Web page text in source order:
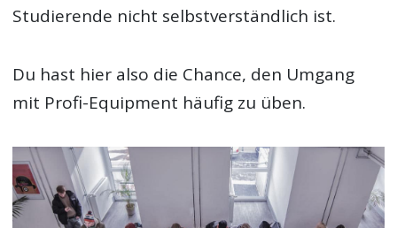
Studierende nicht selbstverständlich ist.
Du hast hier also die Chance, den Umgang
mit Profi-Equipment häufig zu üben.